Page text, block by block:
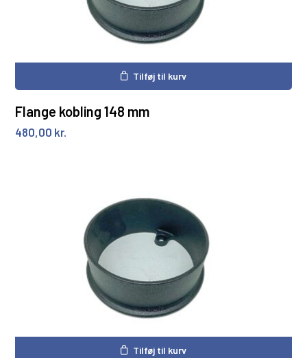
Tilføj til kurv
Flange kobling 148 mm
480,00 kr.
Tilføj til kurv